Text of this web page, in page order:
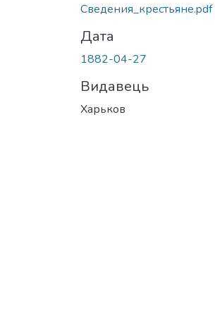
Сведения_крестьяне.pdf
Дата
1882-04-27
Видавець
Харьков